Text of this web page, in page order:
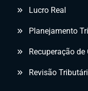
Lucro Real
Planejamento
Recuperação
Revisão